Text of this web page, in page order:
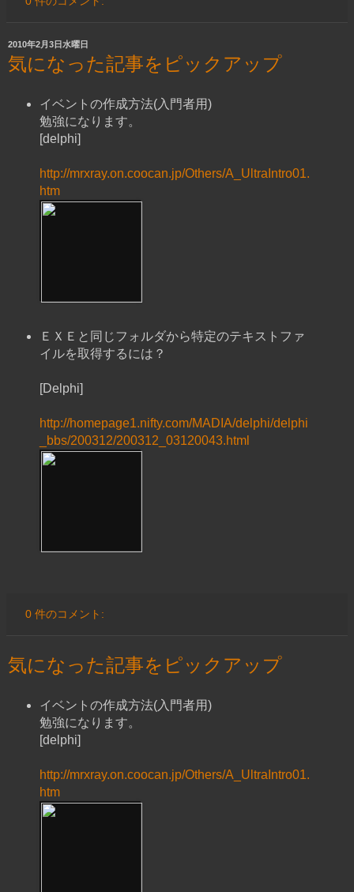
2010年2月3日水曜日
気になった記事をピックアップ
イベントの作成方法(入門者用)
勉強になります。
[delphi]
http://mrxray.on.coocan.jp/Others/A_UltraIntro01.
htm
ＥＸＥと同じフォルダから特定のテキストファ
イルを取得するには？
[Delphi]
http://homepage1.nifty.com/MADIA/delphi/delphi
_bbs/200312/200312_03120043.html
0 件のコメント:
気になった記事をピックアップ
イベントの作成方法(入門者用)
勉強になります。
[delphi]
http://mrxray.on.coocan.jp/Others/A_UltraIntro01.
htm